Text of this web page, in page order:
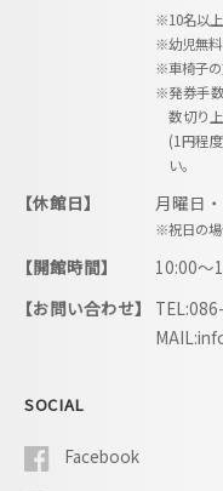
※10名以
※幼児無料
※車椅子の
※発券手
数切り
(1円程
い。
【休館日】 月曜日
※祝日の
【開館時間】
10:00〜
【お問い合わせ】
SOCIAL
Facebook